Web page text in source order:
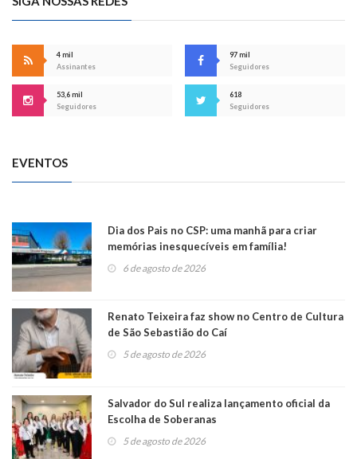
4 mil
Assinantes
97 mil
Seguidores
53,6 mil
Seguidores
618
Seguidores
EVENTOS
Dia dos Pais no CSP: uma manhã para criar
memórias inesquecíveis em família!
6 de agosto de 2026
Renato Teixeira faz show no Centro de Cultura
de São Sebastião do Caí
5 de agosto de 2026
Salvador do Sul realiza lançamento oficial da
Escolha de Soberanas
5 de agosto de 2026